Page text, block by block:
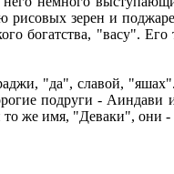
рисовых зерен и
богатства, "васу".
"да", славой,
подруги -
же имя, "Деваки", они